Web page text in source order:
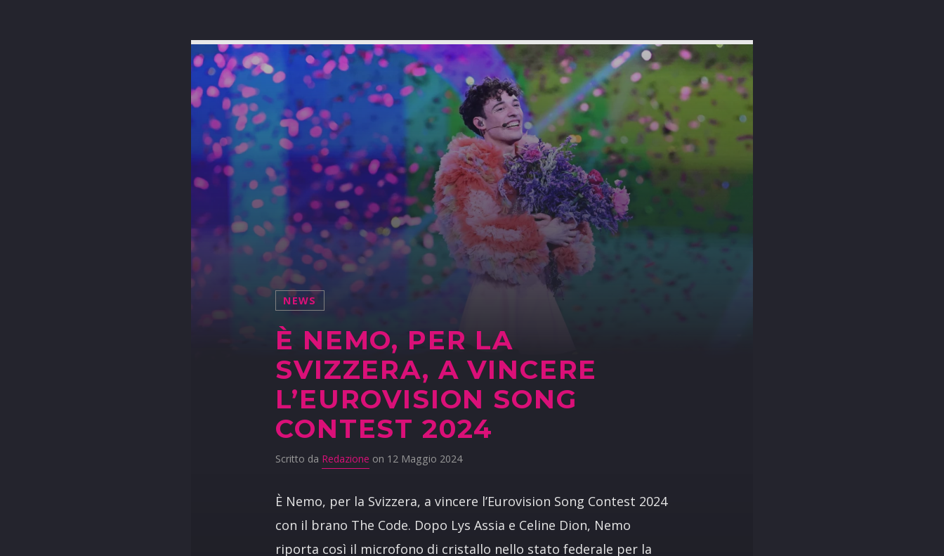
NEWS
È NEMO, PER LA
SVIZZERA, A VINCERE
L’EUROVISION SONG
CONTEST 2024
Scritto da Redazione on 12 Maggio 2024
È Nemo, per la Svizzera, a vincere l’Eurovision Song Contest 2024
con il brano The Code. Dopo Lys Assia e Celine Dion, Nemo
riporta così il microfono di cristallo nello stato federale per la